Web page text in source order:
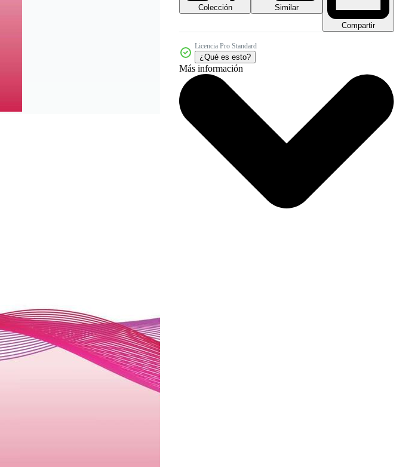
Colección
Similar
Compartir
Licencia Pro Standard
¿Qué es esto?
Más información